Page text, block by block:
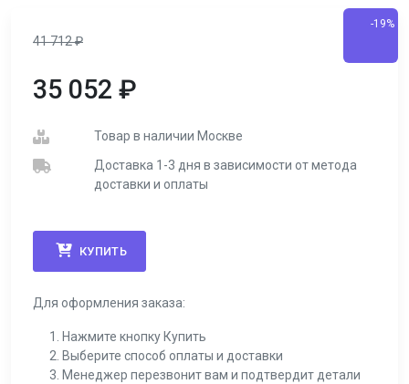
41 712₽
-19%
35 052 ₽
Товар в наличии Москве
Доставка 1-3 дня в зависимости от метода
доставки и оплаты
КУПИТЬ
Для оформления заказа:
Нажмите кнопку Купить
Выберите способ оплаты и доставки
Менеджер перезвонит вам и подтвердит детали